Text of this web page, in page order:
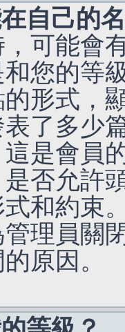
自己的
可能會
您的等
形式，
了多少
是會員
否允許
和約束
理員關
原因。